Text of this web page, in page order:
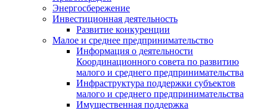
Энергосбережение
Инвестиционная деятельность
Развитие конкуренции
Малое и среднее предпринимательство
Информация о деятельности
Координационного совета по развитию
малого и среднего предпринимательства
Инфраструктура поддержки субъектов
малого и среднего предпринимательства
Имущественная поддержка